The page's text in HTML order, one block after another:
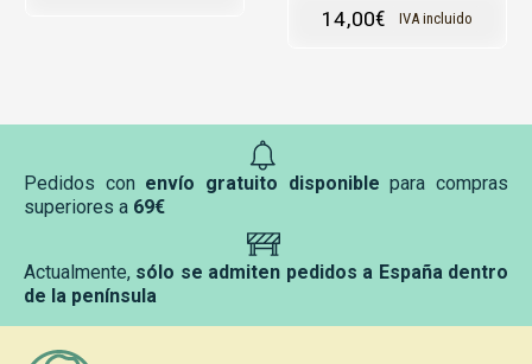
14,00€ IVA incluido
Pedidos con envío gratuito disponible para compras
superiores a 69€
Actualmente, sólo se admiten pedidos a España dentro
de la península